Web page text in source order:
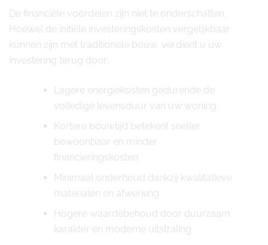
De financiële voordelen zijn niet te onderschatten.
Hoewel de initiële investeringskosten vergelijkbaar
kunnen zijn met traditionele bouw, verdient u uw
investering terug door:
Lagere energiekosten gedurende de
volledige levensduur van uw woning
Kortere bouwtijd betekent sneller
bewoonbaar en minder
financieringskosten
Minimaal onderhoud dankzij kwalitatieve
materialen en afwerking
Hogere waardebehoud door duurzaam
karakter en moderne uitstraling